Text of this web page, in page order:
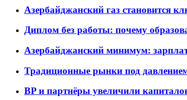
Азербайджанский газ становится
Диплом без работы: почему
Азербайджанский минимум:
Традиционные рынки под
BP и партнёры увеличили